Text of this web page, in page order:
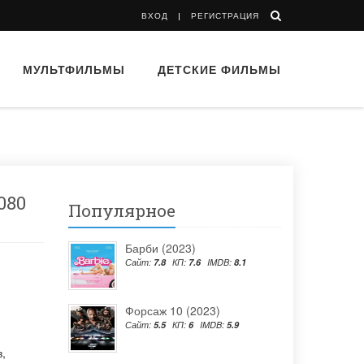
ВХОД РЕГИСТРАЦИЯ
МУЛЬТФИЛЬМЫ ДЕТСКИЕ ФИЛЬМЫ
,
Популярное
Барби (2023)
Сайт: 7.8 КП: 7.6 IMDB: 8.1
Форсаж 10 (2023)
Сайт: 5.5 КП: 6 IMDB: 5.9